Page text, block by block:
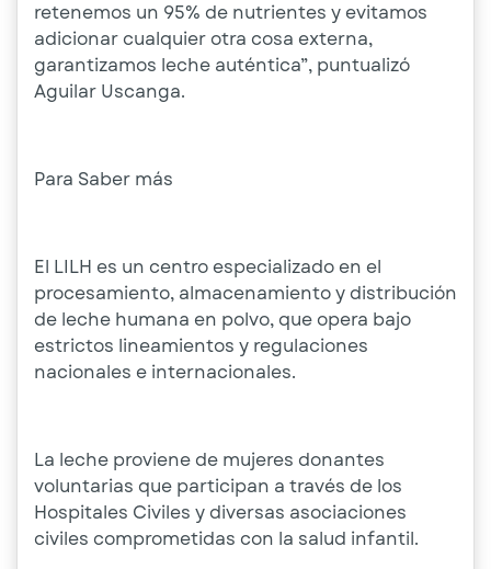
retenemos un 95% de nutrientes y evitamos
adicionar cualquier otra cosa externa,
garantizamos leche auténtica”, puntualizó
Aguilar Uscanga.
Para Saber más
El LILH es un centro especializado en el
procesamiento, almacenamiento y distribución
de leche humana en polvo, que opera bajo
estrictos lineamientos y regulaciones
nacionales e internacionales.
La leche proviene de mujeres donantes
voluntarias que participan a través de los
Hospitales Civiles y diversas asociaciones
civiles comprometidas con la salud infantil.